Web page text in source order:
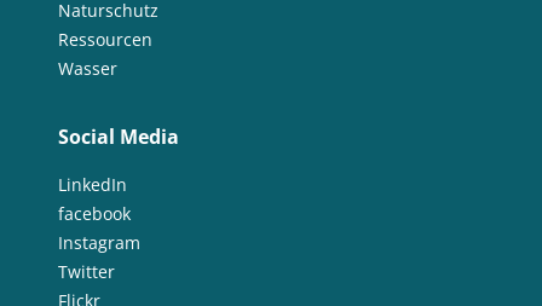
Naturschutz
Ressourcen
Wasser
Social Media
LinkedIn
facebook
Instagram
Twitter
Flickr